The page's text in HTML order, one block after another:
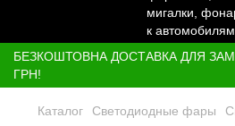
БЕЗКОШТОВНА ДОСТАВКА ДЛЯ
ГРН!
Каталог Светодиодные фары